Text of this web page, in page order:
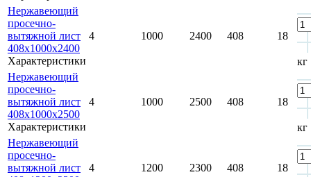
Нержавеющий
просечно-
вытяжной лист
408x1000x2400
Характеристики
4 1000 2400 408 18
кг
Нержавеющий
просечно-
вытяжной лист
408x1000x2500
Характеристики
4 1000 2500 408 18
кг
Нержавеющий
просечно-
вытяжной лист
4 1200 2300 408 18